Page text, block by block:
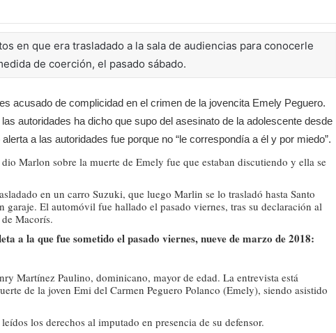
en que era trasladado a la sala de audiencias para conocerle
de coerción, el pasado sábado.
acusado de complicidad en el crimen de la jovencita Emely Peguero.
autoridades ha dicho que supo del asesinato de la adolescente desde
a las autoridades fue porque no “le correspondía a él y por miedo”.
Marlon sobre la muerte de Emely fue que estaban discutiendo y ella se
en un carro Suzuki, que luego Marlin se lo trasladó hasta Santo
El automóvil fue hallado el pasado viernes, tras su declaración al
Macorís.
a la que fue sometido el pasado viernes, nueve de marzo de 2018:
Martínez Paulino, dominicano, mayor de edad. La entrevista está
de la joven Emi del Carmen Peguero Polanco (Emely), siendo asistido
los derechos al imputado en presencia de su defensor.